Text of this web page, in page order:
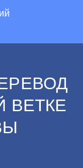
ВЕТКЕ